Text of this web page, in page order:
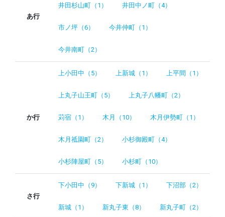
あ行
井田杉山町（1） 井田中ノ町（4）
市ノ坪（6） 今井仲町（1）
今井南町（2）
か行
上小田中（5） 上新城（1） 上平間（1）
上丸子山王町（5） 上丸子八幡町（2）
苅宿（1） 木月（10） 木月伊勢町（1）
木月祗園町（2） 小杉御殿町（4）
小杉陣屋町（5） 小杉町（10）
さ行
下小田中（9） 下新城（1） 下沼部（2）
新城（1） 新丸子東（8） 新丸子町（2）